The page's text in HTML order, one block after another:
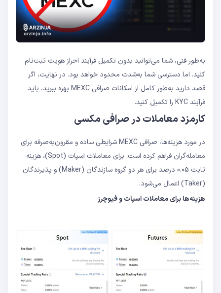
به‌طور فنی، شما می‌توانید بدون تکمیل فرآیند احراز هویت ثبت‌نام
کنید. اما دسترسی شما به‌شدت محدود خواهد بود. در نهایت، اگر
قصد دارید به‌طور کامل از امکانات صرافی MEXC بهره ببرید، باید
فرآیند KYC را تکمیل کنید.
کارمزد معاملات در صرافی مکسی
در مورد هزینه‌ها، صرافی MEXC شرایطی ساده و مقرون‌به‌صرفه برای
معامله‌گران فراهم کرده است. برای معاملات اسپات (Spot)، هزینه
ثابت 0.05 درصد برای هر دو گروه سازندگان (Maker) و پذیرندگان
(Taker) اعمال می‌شود.
هزینه‌ها برای معاملات اسپات و فیوچرز